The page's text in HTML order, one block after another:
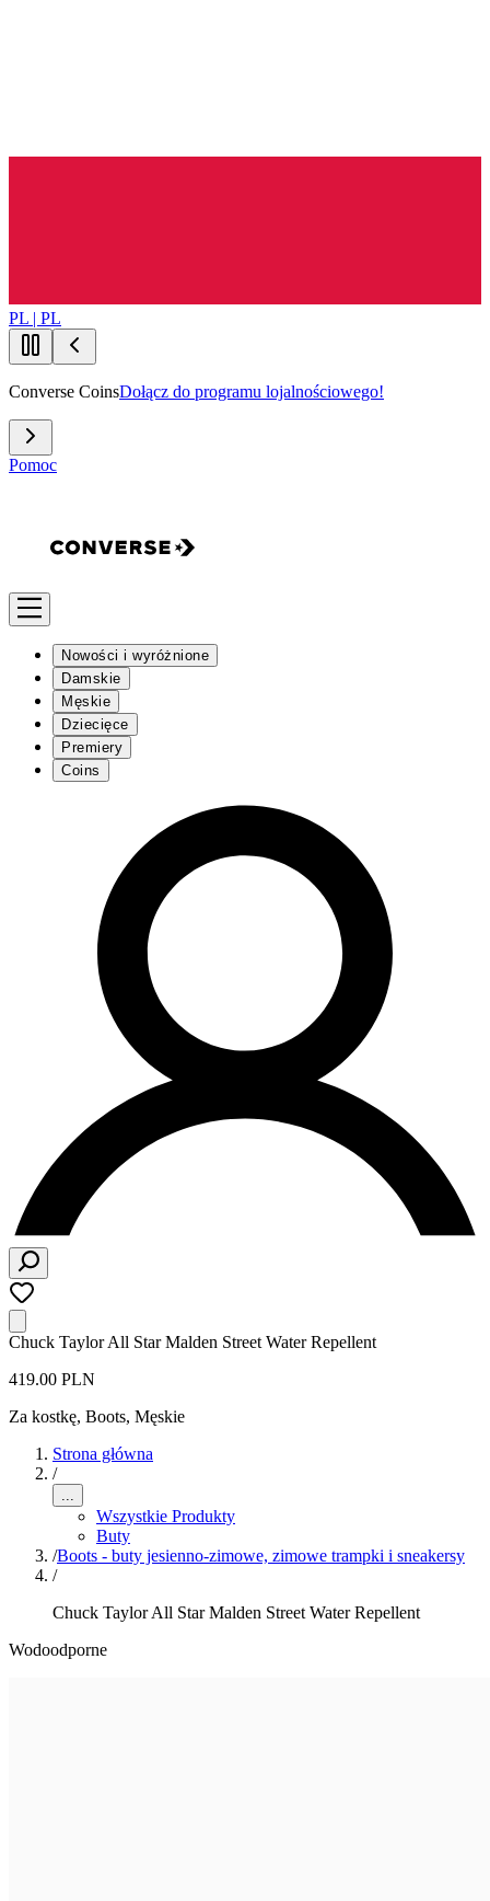
PL | PL
Converse CoinsDołącz do programu lojalnościowego!
Pomoc
Nowości i wyróżnione
Damskie
Męskie
Dziecięce
Premiery
Coins
Chuck Taylor All Star Malden Street Water Repellent
419.00 PLN
Za kostkę, Boots, Męskie
Strona główna
/
...
Wszystkie Produkty
Buty
/Boots - buty jesienno-zimowe, zimowe trampki i sneakersy
/
Chuck Taylor All Star Malden Street Water Repellent
Wodoodporne